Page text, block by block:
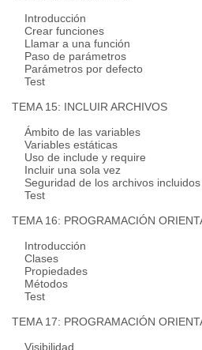
Introducción
Crear funciones
Llamar a una función
Paso de parámetros
Parámetros por defecto
Test
TEMA 15: INCLUIR ARCHIVOS
Ámbito de las variables
Variables estáticas
Uso de include y require
Incluir una sola vez
Seguridad de los archivos incluidos
Test
TEMA 16: PROGRAMACIÓN
Introducción
Clases
Propiedades
Métodos
Test
TEMA 17: PROGRAMACIÓN
Visibilidad